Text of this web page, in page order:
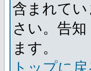
含まれて
さい。告
ます。
トップに戻